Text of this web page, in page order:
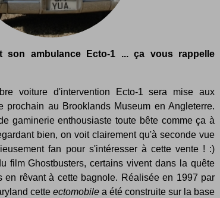
son ambulance Ecto-1 ... ça vous rappelle
voiture d'intervention Ecto-1 sera mise aux
prochain au Brooklands Museum en Angleterre.
gaminerie enthousiaste toute bête comme ça à
bien, on voit clairement qu'à seconde vue
fan pour s'intéresser à cette vente ! :)
film Ghostbusters, certains vivent dans la quête
en rêvant à cette bagnole. Réalisée en 1997 par
cette ectomobile a été construite sur la base